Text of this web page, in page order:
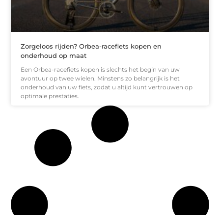
Zorgeloos rijden? Orbea-racefiets kopen en
onderhoud op maat
Een Orbea-racefiets kopen is slechts het begin van uw
avontuur op twee wielen. Minstens zo belangrijk is het
onderhoud van uw fiets, zodat u altijd kunt vertrouwen op
optimale prestaties.